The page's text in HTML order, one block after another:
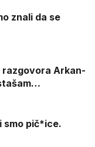
znali da se
razgovora Arkan-
smo pič*ice.